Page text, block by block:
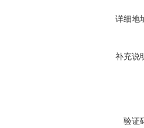
详细地
补充说
验证